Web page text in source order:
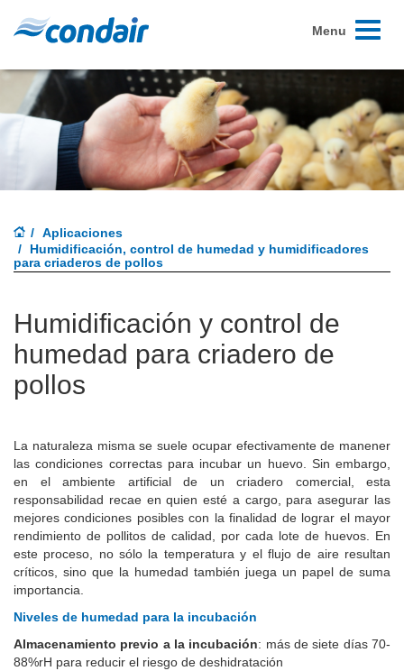
Toggle
Menu
Aplicaciones
Humidificación, control de humedad y humidificadores
para criaderos de pollos
Humidificación y control de
humedad para criadero de
pollos
La naturaleza misma se suele ocupar efectivamente de manener
las condiciones correctas para incubar un huevo. Sin embargo,
en el ambiente artificial de un criadero comercial, esta
responsabilidad recae en quien esté a cargo, para asegurar las
mejores condiciones posibles con la finalidad de lograr el mayor
rendimiento de pollitos de calidad, por cada lote de huevos. En
este proceso, no sólo la temperatura y el flujo de aire resultan
críticos, sino que la humedad también juega un papel de suma
importancia.
Niveles de humedad para la incubación
Almacenamiento previo a la incubación: más de siete días 70-
88%rH para reducir el riesgo de deshidratación